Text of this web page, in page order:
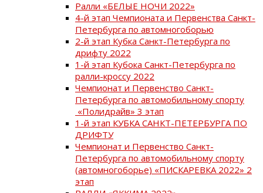
Ралли «БЕЛЫЕ НОЧИ 2022»
4-й этап Чемпионата и Первенства Санкт-
Петербурга по автомногоборью
2-й этап Кубка Санкт-Петербурга по
дрифту 2022
1-й этап Кубока Санкт-Петербурга по
ралли-кроссу 2022
Чемпионат и Первенство Санкт-
Петербурга по автомобильному спорту
«Полидрайв» 3 этап
1-й этап КУБКА САНКТ-ПЕТЕРБУРГА ПО
ДРИФТУ
Чемпионат и Первенство Санкт-
Петербурга по автомобильному спорту
(автомногоборье) «ПИСКАРЕВКА 2022» 2
этап